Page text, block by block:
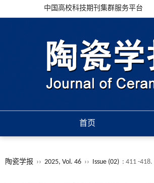
中国高校科技期刊集群服务平台
首页
陶瓷学报 ›› 2025, Vol. 46 ›› Issue (02) : 411 -418.